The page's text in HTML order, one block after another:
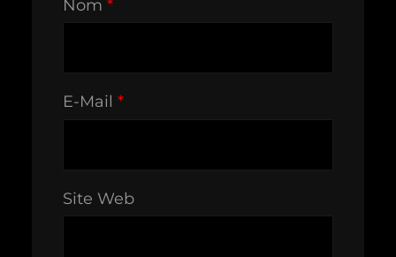
Nom *
E-Mail *
Site Web